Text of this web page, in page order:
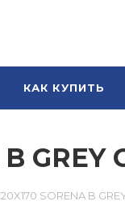
КАК КУПИТЬ
B
SORENA B